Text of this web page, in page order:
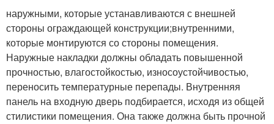
наружными, которые устанавливаются с внешней
стороны ограждающей конструкции;внутренними,
которые монтируются со стороны помещения.
Наружные накладки должны обладать повышенной
прочностью, влагостойкостью, износоустойчивостью,
переносить температурные перепады. Внутренняя
панель на входную дверь подбирается, исходя из общей
стилистики помещения. Она также должна быть прочной